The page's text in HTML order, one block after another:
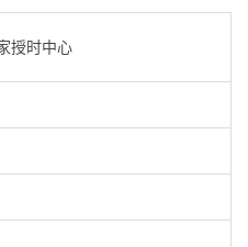
授时中心